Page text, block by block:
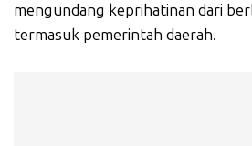
mengundang keprihatinan dari
termasuk pemerintah daerah.